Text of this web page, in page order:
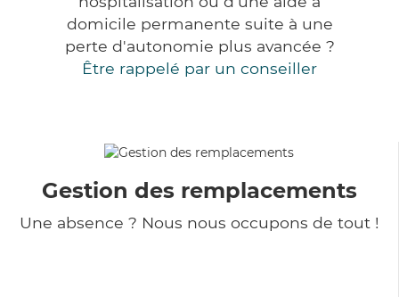
domicile permanente suite à une
perte d'autonomie plus avancée ?
Être rappelé par un conseiller
Gestion des remplacements
Une absence ? Nous nous occupons de tout !